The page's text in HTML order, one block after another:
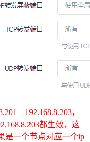
，
都生效，这
是一个节点对应一个ip